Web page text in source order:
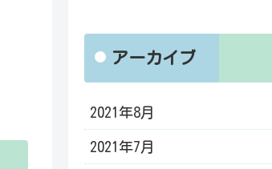
アーカイブ
2021年8月
2021年7月